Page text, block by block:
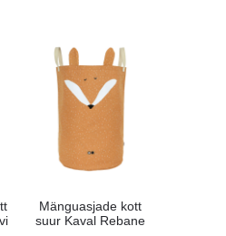
Mänguasjade kott
suur Kaval Rebane